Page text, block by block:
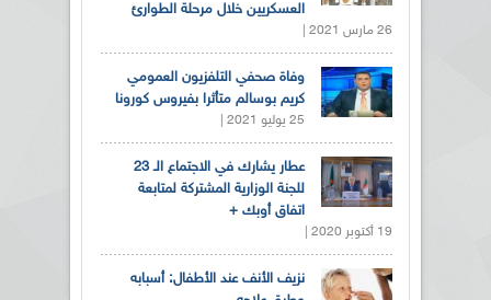
العسكريين خلال مرحلة الطوارئ
26 مارس 2021 |
وفاة صحفي التلفزيون العمومي
كريم بوسالم متأثرا بفيروس كورونا
25 يوليو 2021 |
عطار يشارك في الاجتماع الـ 23
للجنة الوزارية المشتركة لمتابعة
اتفاق أوبك +
19 أكتوبر 2020 |
نزيف الأنف عند الأطفال: أسبابه